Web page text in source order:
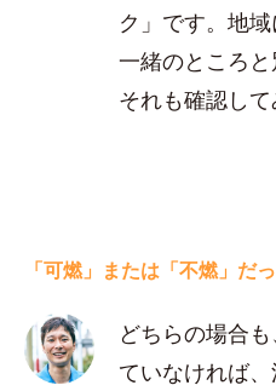
ク」です。地
一緒のところと
それも確認して
「可燃」または「不燃」だ
どちらの場合
ていなければ